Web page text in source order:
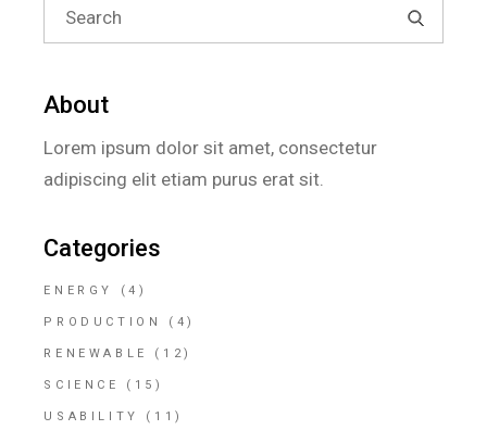
About
Lorem ipsum dolor sit amet, consectetur
adipiscing elit etiam purus erat sit.
Categories
ENERGY (4)
PRODUCTION (4)
RENEWABLE (12)
SCIENCE (15)
USABILITY (11)